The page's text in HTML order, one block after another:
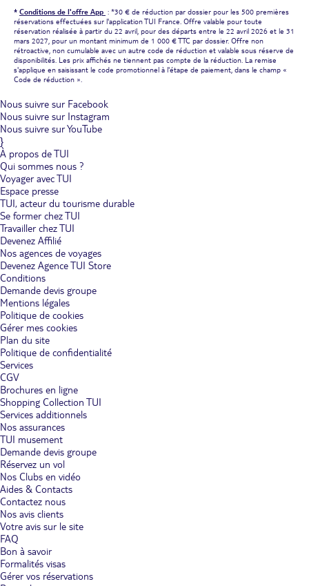
* Conditions de l'offre App : *30 € de réduction par dossier pour les 500 premières
réservations effectuées sur l'application TUI France. Offre valable pour toute
réservation réalisée à partir du 22 avril, pour des départs entre le 22 avril 2026 et le 31
mars 2027, pour un montant minimum de 1 000 € TTC par dossier. Offre non
rétroactive, non cumulable avec un autre code de réduction et valable sous réserve de
disponibilités. Les prix affichés ne tiennent pas compte de la réduction. La remise
s'applique en saisissant le code promotionnel à l'étape de paiement, dans le champ «
Code de réduction ».
Nous suivre sur Facebook
Nous suivre sur Instagram
Nous suivre sur YouTube
}
À propos de TUI
Qui sommes nous ?
Voyager avec TUI
Espace presse
TUI, acteur du tourisme durable
Se former chez TUI
Travailler chez TUI
Devenez Affilié
Nos agences de voyages
Devenez Agence TUI Store
Conditions
Demande devis groupe
Mentions légales
Politique de cookies
Gérer mes cookies
Plan du site
Politique de confidentialité
Services
CGV
Brochures en ligne
Shopping Collection TUI
Services additionnels
Nos assurances
TUI musement
Demande devis groupe
Réservez un vol
Nos Clubs en vidéo
Aides & Contacts
Contactez nous
Nos avis clients
Votre avis sur le site
FAQ
Bon à savoir
Formalités visas
Gérer vos réservations